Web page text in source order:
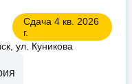
Сдача 4 кв. 2026
г.
ул. Куникова